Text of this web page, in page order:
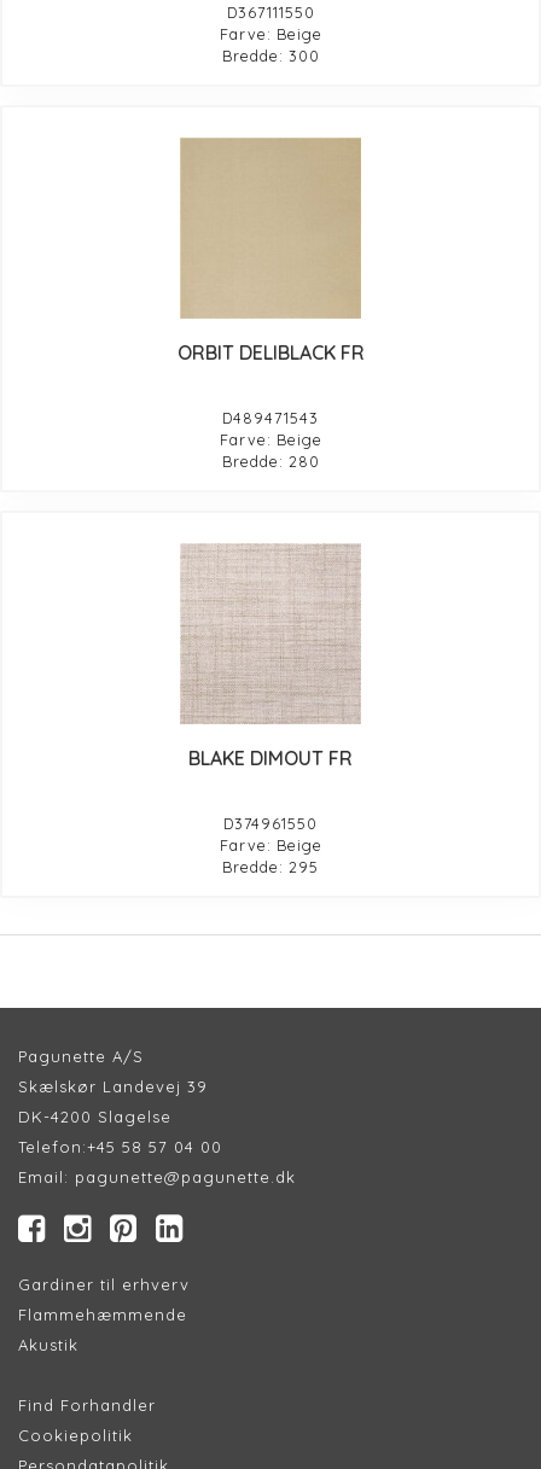
D367111550
Farve: Beige
Bredde: 300
ORBIT DELIBLACK FR
D489471543
Farve: Beige
Bredde: 280
BLAKE DIMOUT FR
D374961550
Farve: Beige
Bredde: 295
Pagunette A/S
Skælskør Landevej 39
DK-4200 Slagelse
Telefon:+45 58 57 04 00
Email: pagunette@pagunette.dk
Gardiner til erhverv
Flammehæmmende
Akustik
Find Forhandler
Cookiepolitik